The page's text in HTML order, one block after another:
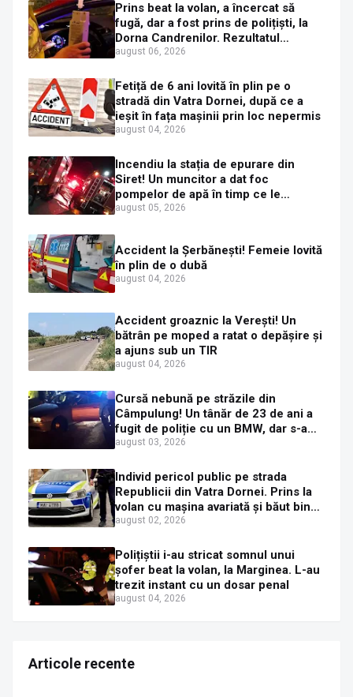
Prins beat la volan, a încercat să
fugă, dar a fost prins de polițiști, la
Dorna Candrenilor. Rezultatul
etilotestului: 1,59 mg/l alcool pur în
august 06, 2026
Fetiță de 6 ani lovită în plin pe o
stradă din Vatra Dornei, după ce a
ieșit în fața mașinii prin loc nepermis
august 04, 2026
Incendiu la stația de epurare din
Siret! Un muncitor a dat foc
pompelor de apă în timp ce le
alimenta cu combustibil
august 05, 2026
Accident la Șerbănești! Femeie lovită
în plin de o dubă
august 04, 2026
Accident groaznic la Verești! Un
bătrân pe moped a ratat o depășire și
a ajuns sub un TIR
august 04, 2026
Cursă nebună pe străzile din
Câmpulung! Un tânăr de 23 de ani a
fugit de poliție cu un BMW, dar s-a
oprit într-un gard de pe strada
august 03, 2026
Individ pericol public pe strada
Republicii din Vatra Dornei. Prins la
volan cu mașina avariată și băut bine,
în plină zi
august 02, 2026
Polițiștii i-au stricat somnul unui
șofer beat la volan, la Marginea. L-au
trezit instant cu un dosar penal
august 04, 2026
Articole recente